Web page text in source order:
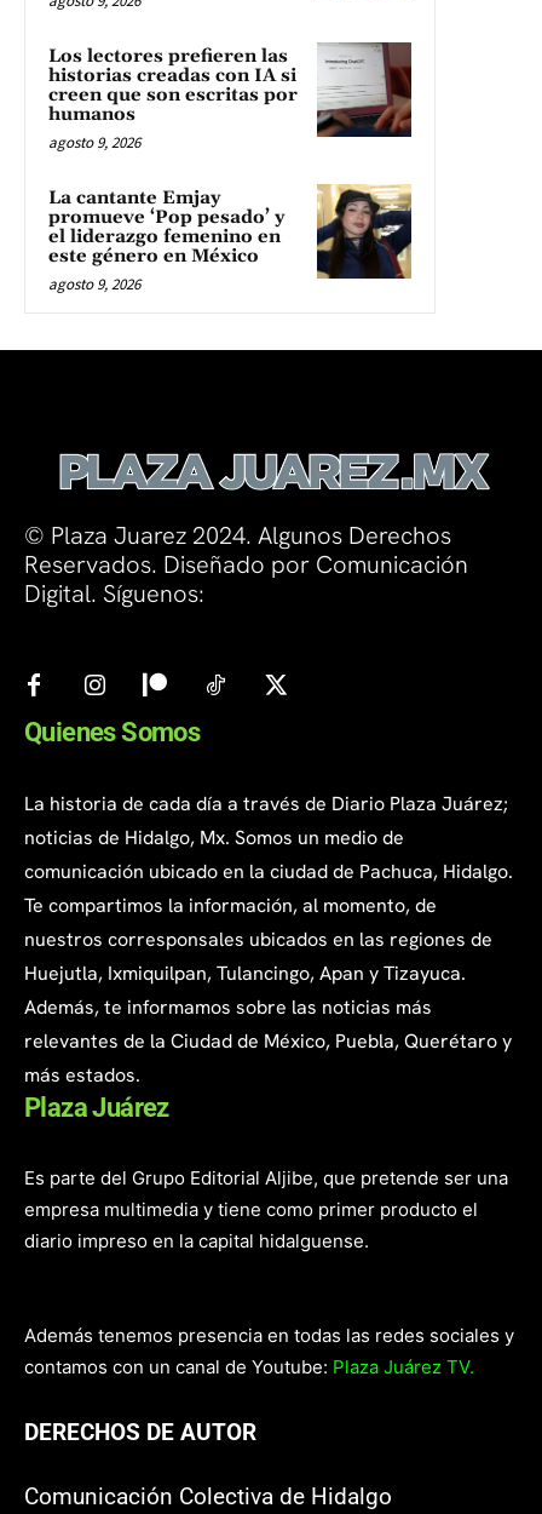
Los lectores prefieren las
historias creadas con IA si
creen que son escritas por
humanos
agosto 9, 2026
La cantante Emjay
promueve ‘Pop pesado’ y
el liderazgo femenino en
este género en México
agosto 9, 2026
© Plaza Juarez 2024. Algunos Derechos
Reservados. Diseñado por Comunicación
Digital. Síguenos:
Quienes Somos
La historia de cada día a través de Diario Plaza Juárez;
noticias de Hidalgo, Mx. Somos un medio de
comunicación ubicado en la ciudad de Pachuca, Hidalgo.
Te compartimos la información, al momento, de
nuestros corresponsales ubicados en las regiones de
Huejutla, Ixmiquilpan, Tulancingo, Apan y Tizayuca.
Además, te informamos sobre las noticias más
relevantes de la Ciudad de México, Puebla, Querétaro y
más estados.
Plaza Juárez
Es parte del Grupo Editorial Aljibe, que pretende ser una
empresa multimedia y tiene como primer producto el
diario impreso en la capital hidalguense.
Además tenemos presencia en todas las redes sociales y
contamos con un canal de Youtube: Plaza Juárez TV.
DERECHOS DE AUTOR
Comunicación Colectiva de Hidalgo